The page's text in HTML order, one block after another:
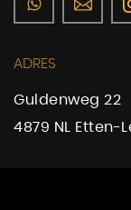
ADRES
Guldenweg 22
4879 NL Etten-